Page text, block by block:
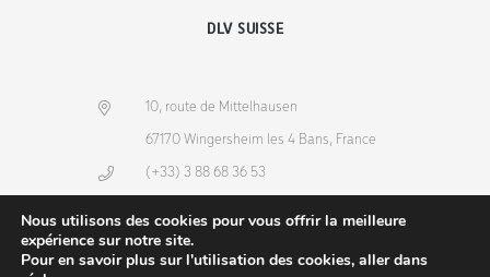
DLV SUISSE
10, route de Mittelhausen
67170 Wingersheim les 4 Bans, France
(+33) 3 88 68 36 53
Nous utilisons des cookies pour vous offrir la meilleure
expérience sur notre site.
Pour en savoir plus sur l'utilisation des cookies, aller dans